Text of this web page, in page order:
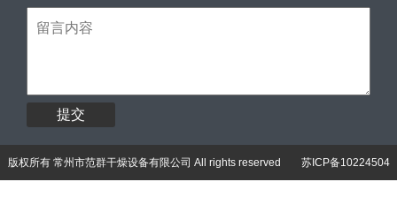
提交
版权所有 常州市范群干燥设备有限公司 All rights reserved 苏ICP备10224504